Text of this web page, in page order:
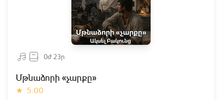
0ժ 23ր
Մթնաձորի «չարքը»
★ 5.00